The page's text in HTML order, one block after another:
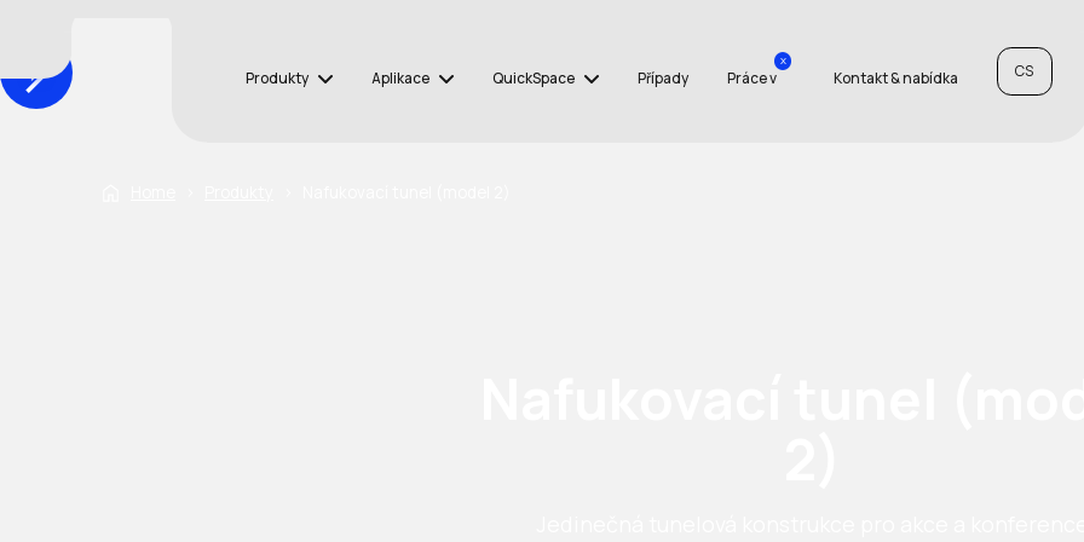
Produkty Aplikace QuickSpace Případy Práce v
x
Kontakt & nabídka CS